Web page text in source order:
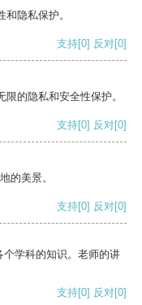
隐私保护。
支持[0] 反对[0]
的隐私和安全性保护。
支持[0] 反对[0]
的美景。
支持[0] 反对[0]
学科的知识。老师的讲
支持[0] 反对[0]